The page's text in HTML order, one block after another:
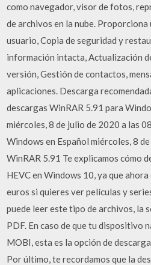
como navegador, visor de fotos,
de archivos en la nube. Proporciona
usuario, Copia de seguridad y
información intacta, Actualización
versión, Gestión de contactos,
aplicaciones. Descarga
descargas WinRAR 5.91 para
miércoles, 8 de julio de 2020 a las
Windows en Español miércoles, 8
WinRAR 5.91 Te explicamos cómo
HEVC en Windows 10, ya que
euros si quieres ver películas y
puede leer este tipo de archivos, la
PDF. En caso de que tu dispositivo
MOBI, esta es la opción de
Por último, te recordamos que la